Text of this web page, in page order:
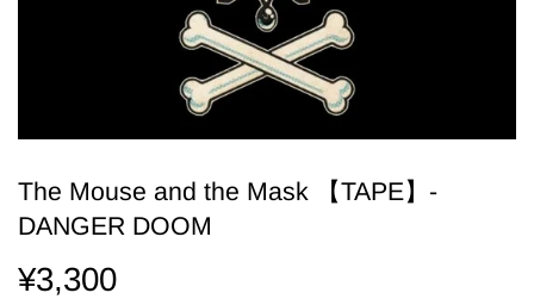
The Mouse and the Mask 【TAPE】-
DANGER DOOM
¥3,300